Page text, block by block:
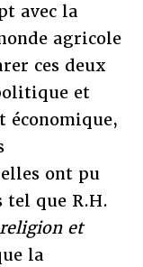
avec la
agricole
ces deux
et
économique,
ont pu
tel que R.H.
et
la